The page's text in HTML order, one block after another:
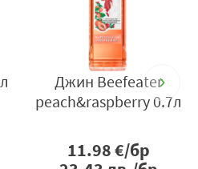
Beefeater
0.7л
€/бр
Японски
43%
23.51